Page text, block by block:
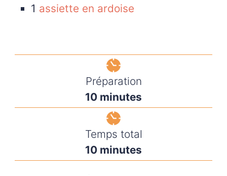
1 assiette en ardoise
Préparation
10 minutes
Temps total
10 minutes